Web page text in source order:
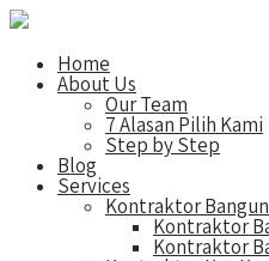
Home
About Us
Our Team
7 Alasan Pilih Kami
Step by Step
Blog
Services
Kontraktor
Kontraktor
Kontraktor